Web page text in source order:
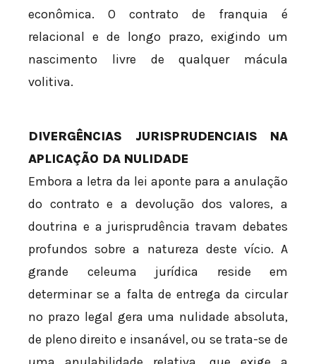
econômica. O contrato de franquia é
relacional e de longo prazo, exigindo um
nascimento livre de qualquer mácula
volitiva.
DIVERGÊNCIAS JURISPRUDENCIAIS NA
APLICAÇÃO DA NULIDADE
Embora a letra da lei aponte para a anulação
do contrato e a devolução dos valores, a
doutrina e a jurisprudência travam debates
profundos sobre a natureza deste vício. A
grande celeuma jurídica reside em
determinar se a falta de entrega da circular
no prazo legal gera uma nulidade absoluta,
de pleno direito e insanável, ou se trata-se de